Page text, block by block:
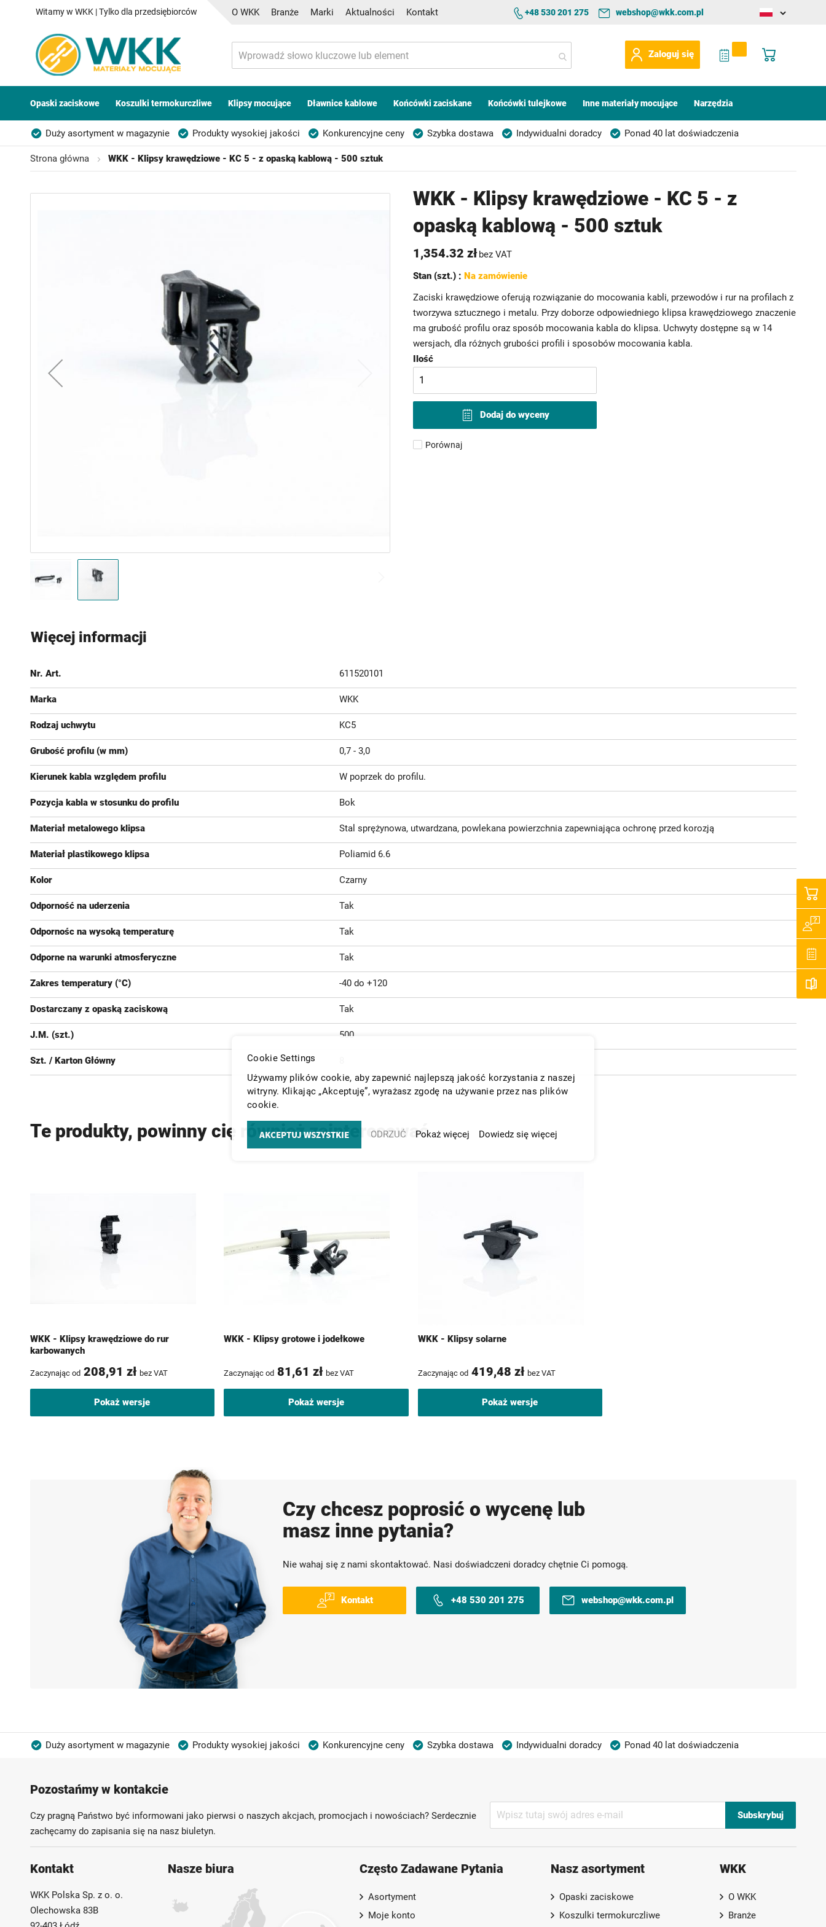
Witamy w WKK | Tylko dla przedsiębiorców O WKK Branże Marki Aktualności Kontakt webshop@wkk.com.pl
+48 530 201 275
Change
Zaloguj się
Mój koszyk
My Quote
Opaski zaciskowe Koszulki termokurczliwe Klipsy mocujące Dławnice kablowe Końcówki zaciskane Końcówki tulejkowe Inne materiały mocujące Narzędzia
Duży asortyment w magazynie Produkty wysokiej jakości Konkurencyjne ceny Szybka dostawa Indywidualni doradcy
Ponad 40 lat doświadczenia
Możliwość własnego etykietowania
Strona główna WKK - Klipsy krawędziowe - KC 5 - z opaską kablową - 500 sztuk
WKK - Klipsy krawędziowe - KC 5 - z
opaską kablową - 500 sztuk
1,354.32 zł bez VAT
Stan (szt.) : Na zamówienie
Zaciski krawędziowe oferują rozwiązanie do mocowania kabli, przewodów i rur na profilach z
tworzywa sztucznego i metalu. Przy doborze odpowiedniego klipsa krawędziowego znaczenie
ma grubość profilu oraz sposób mocowania kabla do klipsa. Uchwyty dostępne są w 14
wersjach, dla różnych grubości profili i sposobów mocowania kabla.
Ilość
Dodaj do wyceny
Porównaj
początek
Więcej informacji
Nr. Art. 611520101
Marka WKK
Rodzaj uchwytu KC5
Grubość profilu (w mm) 0,7 - 3,0
Kierunek kabla względem profilu W poprzek do profilu.
Pozycja kabla w stosunku do profilu Bok
Materiał metalowego klipsa Stal sprężynowa, utwardzana, powlekana powierzchnia zapewniająca ochronę przed korozją
Materiał plastikowego klipsa Poliamid 6.6
Kolor Czarny
Odporność na uderzenia Tak
Odpornośc na wysoką temperaturę Tak
Odporne na warunki atmosferyczne Tak
Zakres temperatury (°C) -40 do +120
Dostarczany z opaską zaciskową Tak
J.M. (szt.) 500
Szt. / Karton Główny
Te produkty, powinny cię również zainteresować
WKK - Klipsy krawędziowe do rur
karbowanych
Zaczynając od 208,91 zł bez VAT
Pokaż wersje
WKK - Klipsy grotowe i jodełkowe
Zaczynając od 81,61 zł bez VAT
Pokaż wersje
WKK - Klipsy solarne
Zaczynając od 419,48 zł bez VAT
Pokaż wersje
Czy chcesz poprosić o wycenę lub
masz inne pytania?
Nie wahaj się z nami skontaktować. Nasi doświadczeni doradcy chętnie Ci pomogą.
Kontakt +48 530 201 275 webshop@wkk.com.pl
Duży asortyment w magazynie Produkty wysokiej jakości Konkurencyjne ceny Szybka dostawa Indywidualni doradcy
Ponad 40 lat doświadczenia
Pozostańmy w kontakcie
Czy pragną Państwo być informowani jako pierwsi o naszych akcjach, promocjach i nowościach? Serdecznie
zachęcamy do zapisania się na nasz biuletyn.
nasz
Subskrybuj
Kontakt
WKK Polska Sp. z o. o.
Olechowska 83B
Nasze biura Często Zadawane Pytania
Asortyment
Moje konto
Nasz asortyment
Opaski zaciskowe
Koszulki termokurczliwe
WKK
O WKK
Branże
Cookie Settings
Używamy plików cookie, aby zapewnić najlepszą jakość korzystania z naszej
witryny. Klikając „Akceptuję”, wyrażasz zgodę na używanie przez nas plików
cookie.
AKCEPTUJ WSZYSTKIE ODRZUĆ Pokaż więcej Dowiedz się więcej